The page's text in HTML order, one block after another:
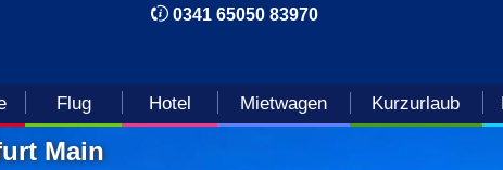
0341 65050 83970
Flug Hotel Mietwagen Kurzurlaub
Main